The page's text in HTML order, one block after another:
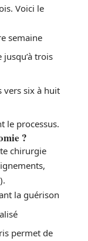
Voici le
semaine
trois
vers six à huit
le processus.
?
chirurgie
la guérison
permet de